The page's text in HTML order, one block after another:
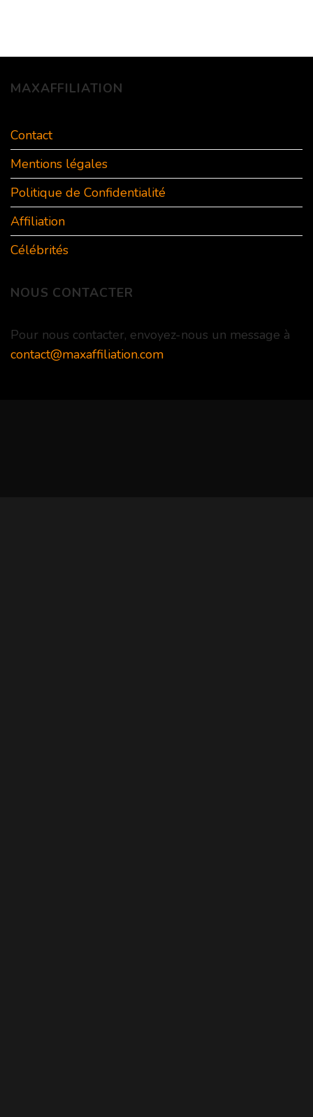
MAXAFFILIATION
Contact
Mentions légales
Politique de Confidentialité
Affiliation
Célébrités
NOUS CONTACTER
Pour nous contacter, envoyez-nous un message à
contact@maxaffiliation.com